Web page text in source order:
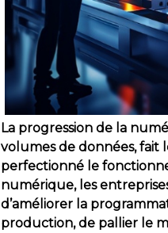
La progression de la
volumes de données, fait
perfectionné le
numérique, les
d’améliorer la
production, de pallier le